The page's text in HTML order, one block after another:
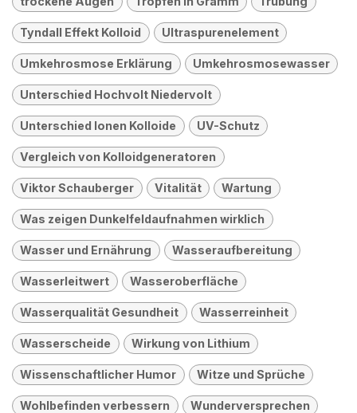
Tyndall Effekt Kolloid Ultraspurenelement
Umkehrosmose Erklärung Umkehrosmosewasser
Unterschied Hochvolt Niedervolt
Unterschied Ionen Kolloide UV-Schutz
Vergleich von Kolloidgeneratoren
Viktor Schauberger Vitalität Wartung
Was zeigen Dunkelfeldaufnahmen wirklich
Wasser und Ernährung Wasseraufbereitung
Wasserleitwert Wasseroberfläche
Wasserqualität Gesundheit Wasserreinheit
Wasserscheide Wirkung von Lithium
Wissenschaftlicher Humor Witze und Sprüche
Wohlbefinden verbessern Wunderversprechen